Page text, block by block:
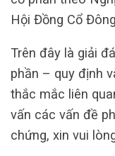
Hội Đồng Cổ
Trên đây là giải
phần – quy định
thắc mắc liên
vấn các vấn đề
chứng, xin vui